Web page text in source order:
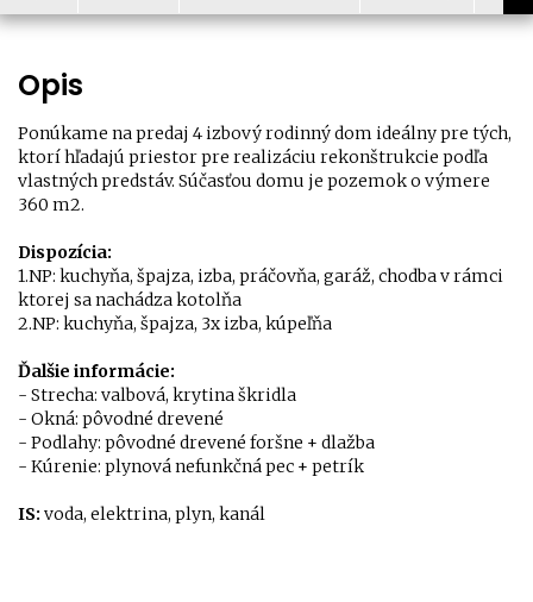
Opis
Ponúkame na predaj 4 izbový rodinný dom ideálny pre tých,
ktorí hľadajú priestor pre realizáciu rekonštrukcie podľa
vlastných predstáv. Súčasťou domu je pozemok o výmere
360 m2.
Dispozícia:
1.NP: kuchyňa, špajza, izba, práčovňa, garáž, chodba v rámci
ktorej sa nachádza kotolňa
2.NP: kuchyňa, špajza, 3x izba, kúpeľňa
Ďalšie informácie:
- Strecha: valbová, krytina škridla
- Okná: pôvodné drevené
- Podlahy: pôvodné drevené foršne + dlažba
- Kúrenie: plynová nefunkčná pec + petrík
IS: voda, elektrina, plyn, kanál